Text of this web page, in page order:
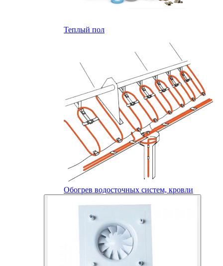
Теплый пол
Обогрев водосточных систем, кровли